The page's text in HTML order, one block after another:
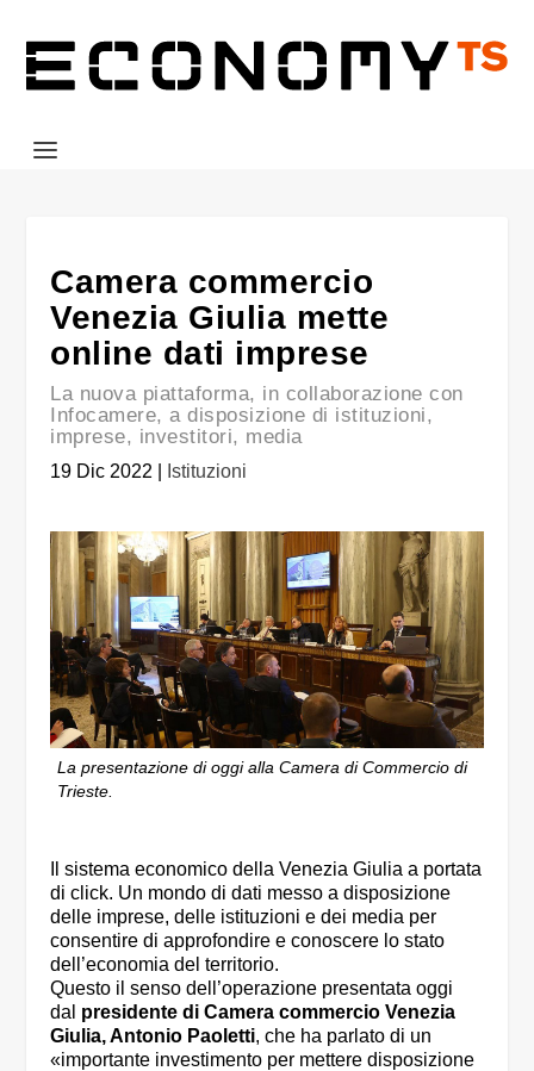
Camera commercio
Venezia Giulia mette
online dati imprese
La nuova piattaforma, in collaborazione con
Infocamere, a disposizione di istituzioni,
imprese, investitori, media
19 Dic 2022 Istituzioni
La presentazione di oggi alla Camera di Commercio di
Trieste.
Il sistema economico della Venezia Giulia a portata
di click. Un mondo di dati messo a disposizione
delle imprese, delle istituzioni e dei media per
consentire di approfondire e conoscere lo stato
dell’economia del territorio.
Questo il senso dell’operazione presentata oggi
dal presidente di Camera commercio Venezia
Giulia, Antonio Paoletti, che ha parlato di un
«importante investimento per mettere disposizione